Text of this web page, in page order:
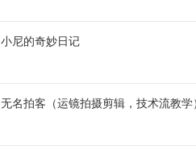
小尼的奇妙日记
无名拍客（运镜拍摄剪辑，技术流教学